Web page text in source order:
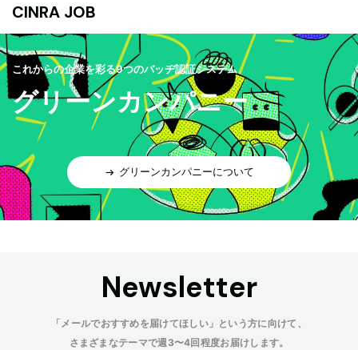
CINRA JOB
これからの企業を彩る9つのバッヂ認証システム
グリーンカンパニー
グリーンカンパニーについて
Newsletter
「メールでおすすめを届けてほしい」という方に向けて、
さまざまなテーマで週3〜4回程度お届けします。